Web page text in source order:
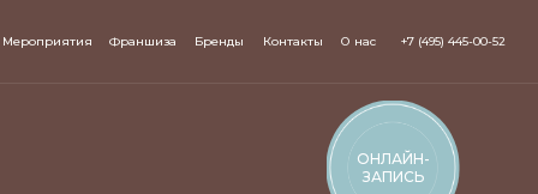
+7 (495) 445-00-52
О нас
Контакты
Бренды
Франшиза
Мероприятия
ОНЛАЙН-
ЗАПИСЬ